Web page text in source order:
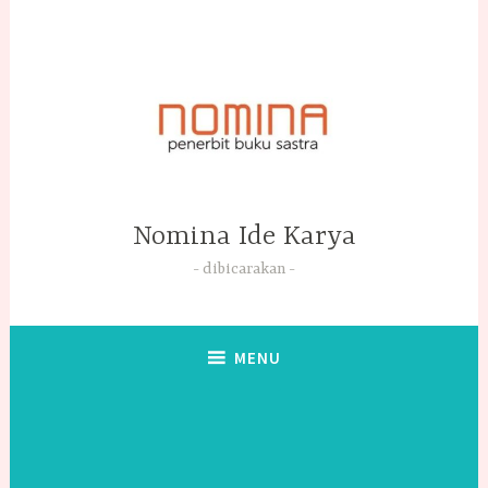
Nomina Ide Karya
dibicarakan
MENU